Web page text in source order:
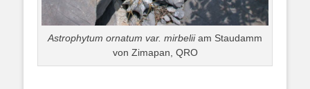
Astrophytum ornatum var. mirbeliiam Staudamm
von Zimapan, QRO